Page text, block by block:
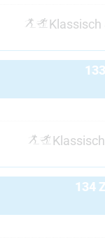
Klassisch
134